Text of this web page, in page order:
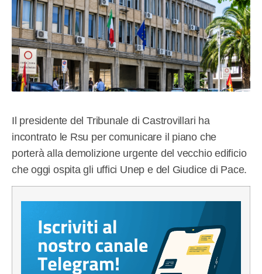
Il presidente del Tribunale di Castrovillari ha
incontrato le Rsu per comunicare il piano che
porterà alla demolizione urgente del vecchio edificio
che oggi ospita gli uffici Unep e del Giudice di Pace.